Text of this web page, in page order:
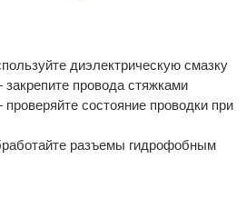
диэлектрическую смазку
провода стяжками
состояние проводки при
разъемы гидрофобным